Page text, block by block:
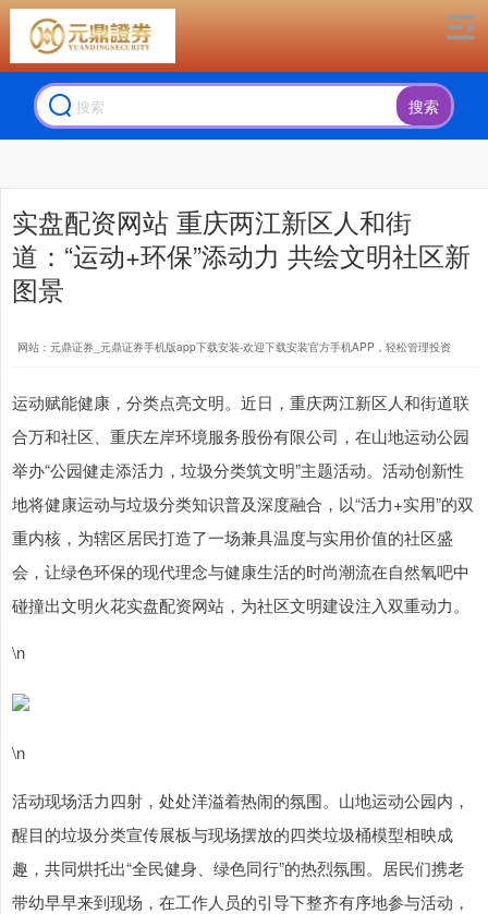
搜索
实盘配资网站 重庆两江新区人和街
道：“运动+环保”添动力 共绘文明社区新
图景
网站：元鼎证券_元鼎证券手机版app下载安装-欢迎下载安装官方手机APP，轻松管理投资
运动赋能健康，分类点亮文明。近日，重庆两江新区人和街道联
合万和社区、重庆左岸环境服务股份有限公司，在山地运动公园
举办“公园健走添活力，垃圾分类筑文明”主题活动。活动创新性
地将健康运动与垃圾分类知识普及深度融合，以“活力+实用”的双
重内核，为辖区居民打造了一场兼具温度与实用价值的社区盛
会，让绿色环保的现代理念与健康生活的时尚潮流在自然氧吧中
碰撞出文明火花实盘配资网站，为社区文明建设注入双重动力。​
\n
\n
活动现场活力四射，处处洋溢着热闹的氛围。山地运动公园内，
醒目的垃圾分类宣传展板与现场摆放的四类垃圾桶模型相映成
趣，共同烘托出“全民健身、绿色同行”的热烈氛围。居民们携老
带幼早早来到现场，在工作人员的引导下整齐有序地参与活动，